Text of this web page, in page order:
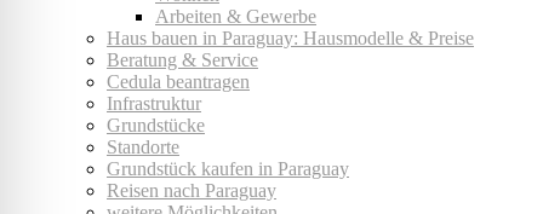
Arbeiten & Gewerbe
Haus bauen in Paraguay: Hausmodelle & Preise
Beratung & Service
Cedula beantragen
Infrastruktur
Grundstücke
Standorte
Grundstück kaufen in Paraguay
Reisen nach Paraguay